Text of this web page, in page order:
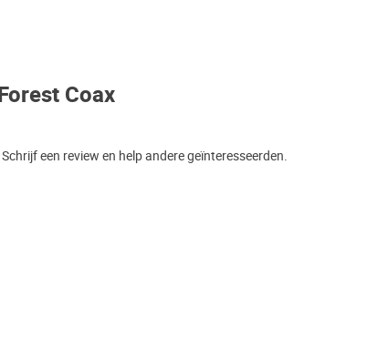
Coax
een review en help andere geïnteresseerden.